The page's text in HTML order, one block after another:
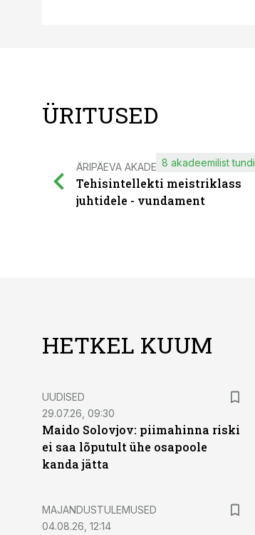
ÜRITUSED
ÄRIPÄEVA AKADEEMIA
Tehisintellekti meistriklass
juhtidele - vundament
8 akadeemilist tundi
HETKEL KUUM
UUDISED
29.07.26, 09:30
Maido Solovjov: piimahinna riski
ei saa lõputult ühe osapoole
kanda jätta
MAJANDUSTULEMUSED
04.08.26, 12:14